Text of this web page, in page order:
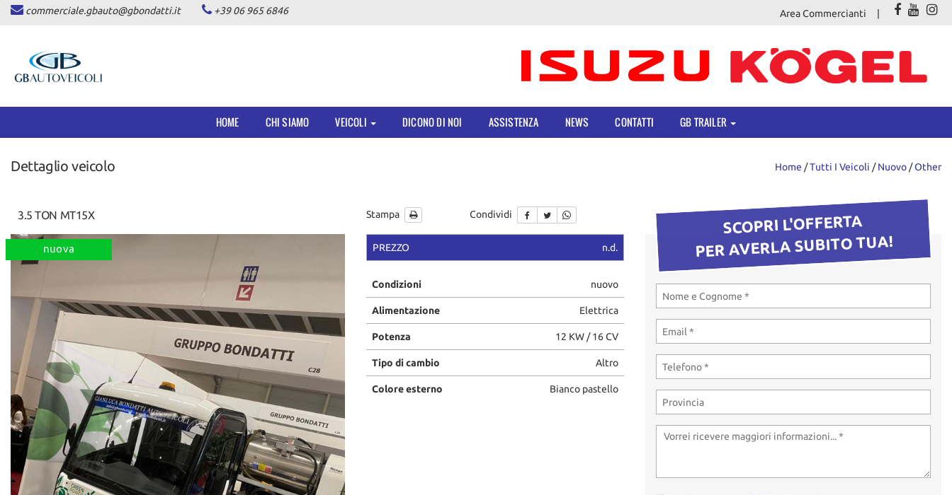
HOME
CHI SIAMO
AUTOVETTURE
PICKUP
DICONO DI NOI
NEWS
CONTATTI
GB TRAILER
NUOVI
USATI
commerciale.gbauto@gbondatti.it +39 06 965 6846 Area Commercianti
HOME CHI SIAMO VEICOLI DICONO DI NOI ASSISTENZA NEWS CONTATTI GB TRAILER
Dettaglio veicolo Home /Tutti I Veicoli /Nuovo /Other
3.5 TON MT15X Stampa Condividi
nuova PREZZO n.d.
Condizioni nuovo
Alimentazione Elettrica
Potenza 12 KW / 16 CV
Tipo di cambio Altro
Colore esterno Bianco pastello
SCOPRI L'OFFERTA
PER AVERLA SUBITO TUA!